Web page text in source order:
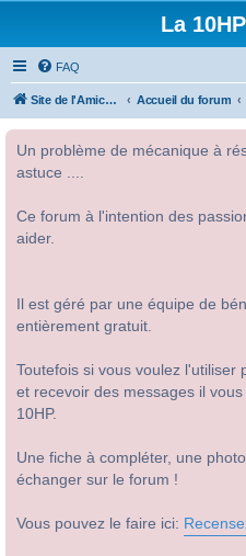
La
FAQ
Site de l'Amicale Citroën 10HP Accueil du forum
Un problème de mécanique à
astuce ....
Ce forum à l'intention des
aider.
Il est géré par une équipe de
entièrement gratuit.
Toutefois si vous voulez l'utiliser
et recevoir des messages il
10HP.
Une fiche à compléter, une
échanger sur le forum !
Vous pouvez le faire ici: